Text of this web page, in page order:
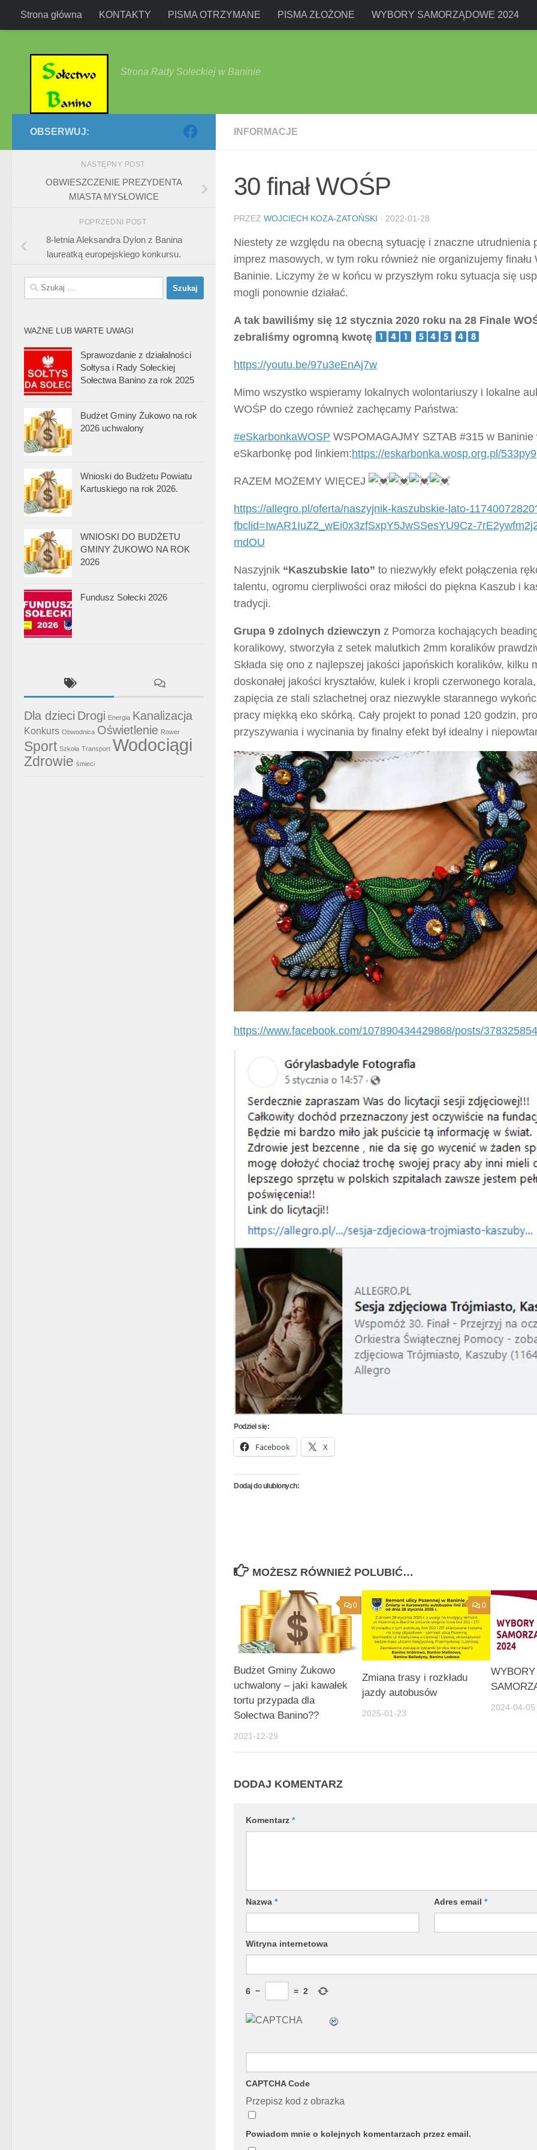
Przejdź do treści
Strona główna KONTAKTY PISMA OTRZYMANE PISMA ZŁOŻONE WYBORY SAMORZĄDOWE 2024
Strona Rady Sołeckiej w Baninie
INFORMACJE
30 finał WOŚP
PRZEZ WOJCIECH KOZA-ZATOŃSKI · 2022-01-28
Niestety ze względu na obecną sytuację i znaczne utrudnienia
imprez masowych, w tym roku również nie organizujemy finału
Baninie. Liczymy że w końcu w przyszłym roku sytuacja się
mogli ponownie działać.
A tak bawiliśmy się 12 stycznia 2020 roku na 28 Finale
zebraliśmy ogromną kwotę
https://youtu.be/97u3eEnAj7w
Mimo wszystko wspieramy lokalnych wolontariuszy i lokalne
WOŚP do czego również zachęcamy Państwa:
#eSkarbonkaWOSP WSPOMAGAJMY SZTAB #315 w Baninie
eSkarbonkę pod linkiem:https://eskarbonka.wosp.org.pl/533py9
RAZEM MOŻEMY WIĘCEJ
https://allegro.pl/oferta/naszyjnik-kaszubskie-lato-
fbclid=IwAR1IuZ2_wEi0x3zfSxpY5JwSSesYU9Cz-
mdOU
Naszyjnik “Kaszubskie lato” to niezwykły efekt połączenia
talentu, ogromu cierpliwości oraz miłości do piękna Kaszub i
tradycji.
Grupa 9 zdolnych dziewczyn z Pomorza kochających
koralikowy, stworzyła z setek malutkich 2mm koralików
Składa się ono z najlepszej jakości japońskich koralików, kilku
doskonałej jakości kryształów, kulek i kropli czerwonego
zapięcia ze stali szlachetnej oraz niezwykle starannego
pracy miękką eko skórką. Cały projekt to ponad 120 godzin,
przyszywania i wycinania by finalny efekt był idealny i
https://www.facebook.com/107890434429868/posts/
Podziel się:
Facebook X
Dodaj do ulubionych:
MOŻESZ RÓWNIEŻ POLUBIĆ…
0
Budżet Gminy Żukowo
uchwalony – jaki kawałek
tortu przypada dla
Sołectwa Banino??
2021-12-29
0
Zmiana trasy i rozkładu
jazdy autobusów
2025-01-23
WYBORY
2024-04-05
DODAJ KOMENTARZ
Komentarz *
Nazwa * Adres email*
Witryna internetowa
6 − = 2
CAPTCHA Code
Przepisz kod z obrazka
Powiadom mnie o kolejnych komentarzach przez email.
OBSERWUJ:
NASTĘPNY POST
OBWIESZCZENIE PREZYDENTA
MIASTA MYSŁOWICE
POPRZEDNI POST
8-letnia Aleksandra Dylon z Banina
laureatką europejskiego konkursu.
Szukaj:
WAŻNE LUB WARTE UWAGI
Sprawozdanie z działalności
Sołtysa i Rady Sołeckiej
Sołectwa Banino za rok 2025
Budżet Gminy Żukowo na rok
2026 uchwalony
Wnioski do Budżetu Powiatu
Kartuskiego na rok 2026.
WNIOSKI DO BUDŻETU
GMINY ŻUKOWO NA ROK
2026
Fundusz Sołecki 2026
Dla dzieci Drogi Energia Kanalizacja
Konkurs Obwodnica Oświetlenie Rower
Sport Szkoła Transport Wodociągi
Zdrowie śmieci